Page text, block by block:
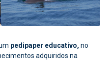
pedipaper educativo, no
adquiridos na